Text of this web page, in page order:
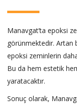
Manavgat’ta epoksi
görünmektedir. Artan
epoksi zeminlerin
Bu da hem estetik
yaratacaktır.
Sonuç olarak,